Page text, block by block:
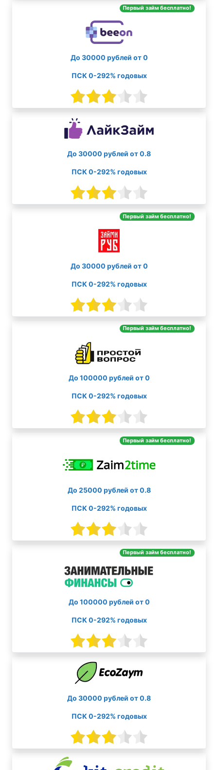
Первый займ бесплатно!
До 30000 рублей от 0
ПСК 0-292% годовых
До 30000 рублей от 0.8
ПСК 0-292% годовых
Первый займ бесплатно!
До 30000 рублей от 0
ПСК 0-292% годовых
Первый займ бесплатно!
До 100000 рублей от 0
ПСК 0-292% годовых
Первый займ бесплатно!
До 25000 рублей от 0.8
ПСК 0-292% годовых
Первый займ бесплатно!
До 100000 рублей от 0
ПСК 0-292% годовых
До 30000 рублей от 0.8
ПСК 0-292% годовых